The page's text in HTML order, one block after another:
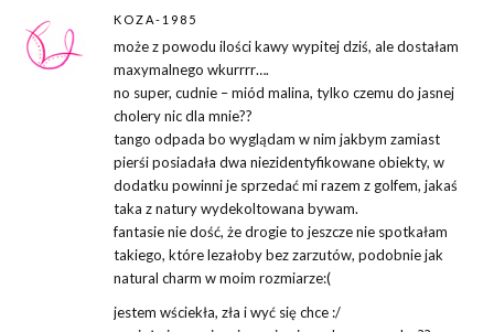
KOZA-1985
może z powodu ilości kawy wypitej dziś, ale dostałam
maxymalnego wkurrrr….
no super, cudnie – miód malina, tylko czemu do jasnej
cholery nic dla mnie??
tango odpada bo wyglądam w nim jakbym zamiast
pierśi posiadała dwa niezidentyfikowane obiekty, w
dodatku powinni je sprzedać mi razem z golfem, jakaś
taka z natury wydekoltowana bywam.
fantasie nie dość, że drogie to jeszcze nie spotkałam
takiego, które lezałoby bez zarzutów, podobnie jak
natural charm w moim rozmiarze:(
jestem wściekła, zła i wyć się chce :/